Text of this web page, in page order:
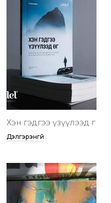
Хэн гэдгээ үзүүлээд өг
Дэлгэрэнгүй